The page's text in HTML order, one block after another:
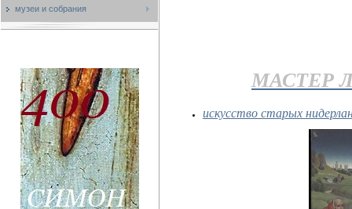
музеи и собрания
МАСТЕР
искусство старых